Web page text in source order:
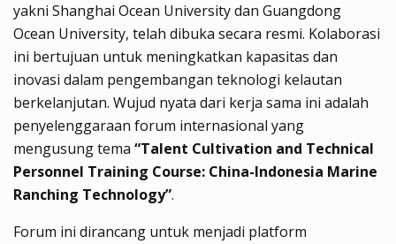
yakni Shanghai Ocean University dan Guangdong
Ocean University, telah dibuka secara resmi. Kolaborasi
ini bertujuan untuk meningkatkan kapasitas dan
inovasi dalam pengembangan teknologi kelautan
berkelanjutan. Wujud nyata dari kerja sama ini adalah
penyelenggaraan forum internasional yang
mengusung tema “Talent Cultivation and Technical
Personnel Training Course: China-Indonesia Marine
Ranching Technology”.
Forum ini dirancang untuk menjadi platform